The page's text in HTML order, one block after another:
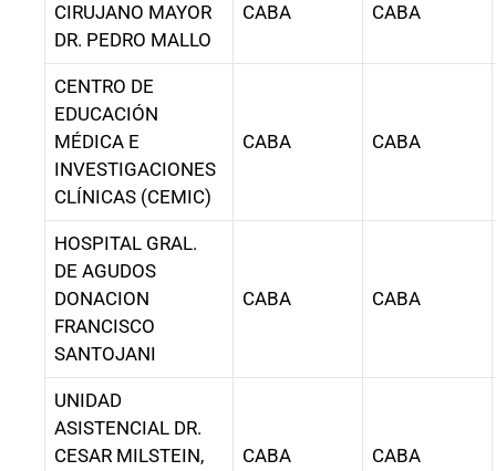
CIRUJANO MAYOR
DR. PEDRO MALLO
CABA CABA
CENTRO DE
EDUCACIÓN
MÉDICA E
INVESTIGACIONES
CLÍNICAS (CEMIC)
CABA CABA
HOSPITAL GRAL.
DE AGUDOS
DONACION
FRANCISCO
SANTOJANI
CABA CABA
UNIDAD
ASISTENCIAL DR.
CESAR MILSTEIN,
CABA CABA